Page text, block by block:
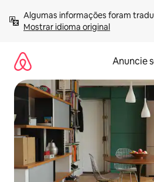
para
Mostrar idioma original
Anuncie